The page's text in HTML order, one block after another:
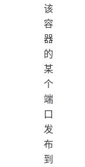
该
容
器
的
某
个
端
口
发
布
到